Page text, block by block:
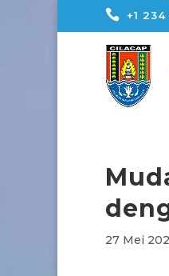
+1
27 Mei